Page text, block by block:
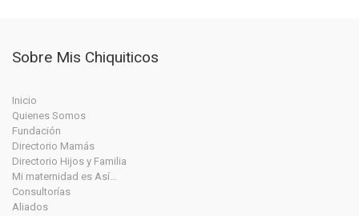
Sobre Mis Chiquiticos
Inicio
Quienes Somos
Fundación
Directorio Mamás
Directorio Hijos y Familia
Mi maternidad es Así…
Consultorías
Aliados